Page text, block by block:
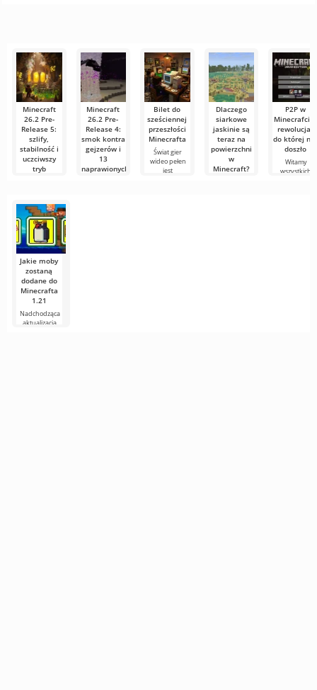
Minecraft
26.2 Pre-
Release 5:
szlify,
stabilność i
uczciwszy
tryb
piątą wersję
przedpremierową
Minecraft
26.2 Pre-
Release 4:
smok kontra
gejzerów i
13
naprawionych
Bilet do
sześciennej
przeszłości
Minecrafta
Świat gier
wideo pełen
jest
Dlaczego
siarkowe
jaskinie są
teraz na
powierzchni
w
Minecraft?
P2P w
Minecrafcie:
rewolucja,
do której nie
doszło
Witamy
wszystkich
Jakie moby
zostaną
dodane do
Minecrafta
1.21
Nadchodząca
aktualizacja